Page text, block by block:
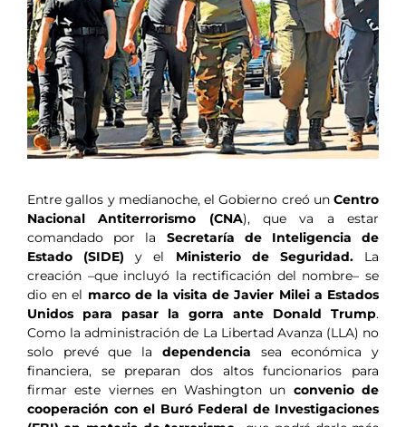
Entre gallos y medianoche, el Gobierno creó un Centro
Nacional Antiterrorismo (CNA), que va a estar
comandado por la Secretaría de Inteligencia de
Estado (SIDE)y el Ministerio de Seguridad.La
creación –que incluyó la rectificación del nombre– se
dio en el marco de la visita de Javier Milei a Estados
Unidos para pasar la gorra ante Donald Trump.
Como la administración de La Libertad Avanza (LLA) no
solo prevé que la dependencia sea económica y
financiera, se preparan dos altos funcionarios para
firmar este viernes en Washington un convenio de
cooperación con el Buró Federal de Investigaciones